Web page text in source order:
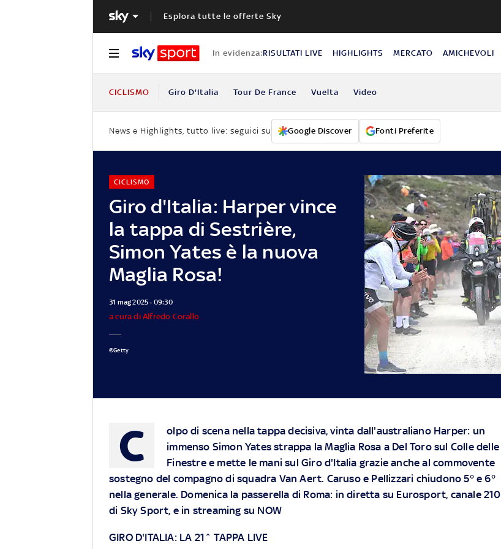
Esplora tutte le offerte Sky
In evidenza:RISULTATI LIVE HIGHLIGHTS MERCATO AMICHEVOLI
CICLISMO Giro D'Italia Tour De France Vuelta Video
News e Highlights, tutto live: seguici su Google Discover Fonti Preferite
Giro d'Italia: Harper vince
la tappa di Sestrière,
Simon Yates è la nuova
Maglia Rosa!
CICLISMO
31 mag 2025 - 09:30
a cura di Alfredo Corallo
©Getty
C
olpo di scena nella tappa decisiva, vinta dall'australiano Harper: un
immenso Simon Yates strappa la Maglia Rosa a Del Toro sul Colle delle
Finestre e mette le mani sul Giro d'Italia grazie anche al commovente
sostegno del compagno di squadra Van Aert. Caruso e Pellizzari chiudono 5° e 6°
nella generale. Domenica la passerella di Roma: in diretta su Eurosport, canale 210
di Sky Sport, e in streaming su NOW
GIRO D'ITALIA: LA 21^ TAPPA LIVE